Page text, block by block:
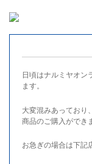
日頃はナルミヤオン
ます。
大変混みあっており
商品のご購入ができ
お急ぎの場合は下記